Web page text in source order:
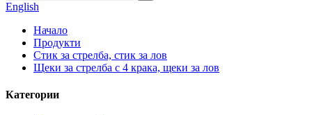
English
Начало
Продукти
Стик за стрелба, стик за лов
Щеки за стрелба с 4 крака, щеки за лов
Категории